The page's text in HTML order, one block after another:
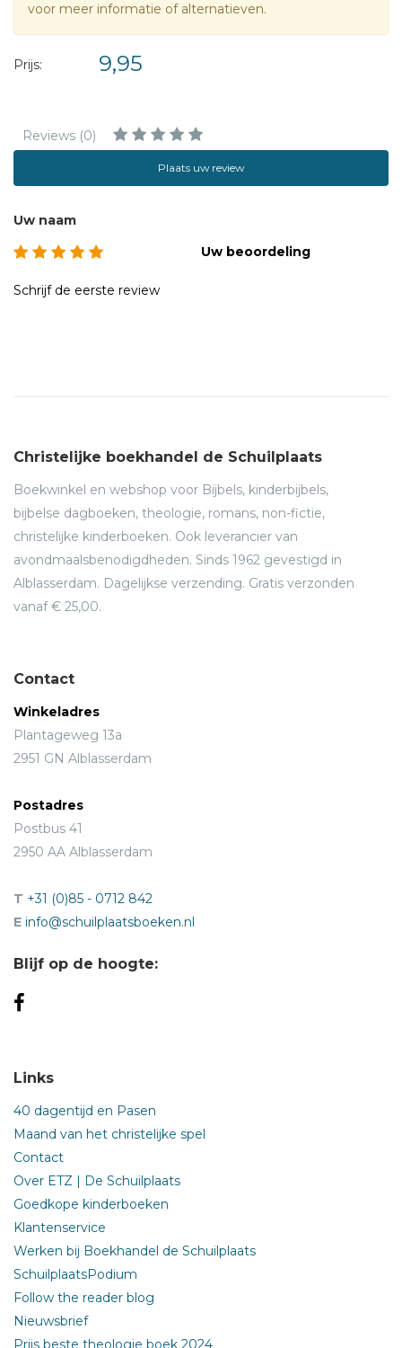
voor meer informatie of alternatieven.
Prijs: 9,95
Reviews (0)
Plaats uw review
Uw naam
Uw beoordeling
Schrijf de eerste review
Christelijke boekhandel de Schuilplaats
Boekwinkel en webshop voor Bijbels, kinderbijbels,
bijbelse dagboeken, theologie, romans, non-fictie,
christelijke kinderboeken. Ook leverancier van
avondmaalsbenodigdheden. Sinds 1962 gevestigd in
Alblasserdam. Dagelijkse verzending. Gratis verzonden
vanaf € 25,00.
Contact
Winkeladres
Plantageweg 13a
2951 GN Alblasserdam
Postadres
Postbus 41
2950 AA Alblasserdam
T +31 (0)85 - 0712 842
E info@schuilplaatsboeken.nl
Blijf op de hoogte:
Links
40 dagentijd en Pasen
Maand van het christelijke spel
Contact
Over ETZ | De Schuilplaats
Goedkope kinderboeken
Klantenservice
Werken bij Boekhandel de Schuilplaats
SchuilplaatsPodium
Follow the reader blog
Nieuwsbrief
Prijs beste theologie boek 2024